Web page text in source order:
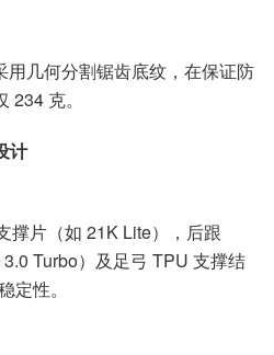
几何分割锯齿底纹，在保证防
克。
计
撑片（如 21K Lite），后跟
Turbo）及足弓 TPU 支撑结
定性。